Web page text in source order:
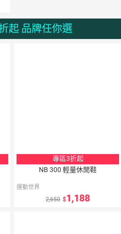
起 品牌任你選
專區3折起
NB 300 輕量休閒鞋
運動世界
2,650
1,188